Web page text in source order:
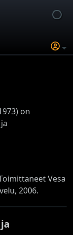
on
Vesa
2006.